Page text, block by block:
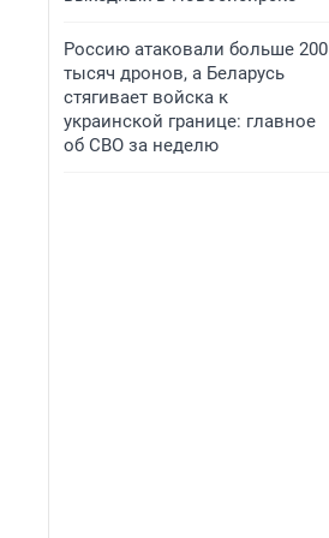
Россию атаковали больше 200
тысяч дронов, а Беларусь
стягивает войска к
украинской границе: главное
об СВО за неделю